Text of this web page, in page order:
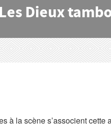
Dieux
à la scène s’associent